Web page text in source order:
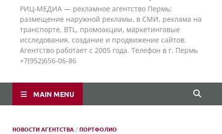
РИЦ-МЕДИА — рекламное агентство Пермь:
размещение наружной рекламы, в СМИ, реклама на
транспорте, BTL, промоакции, маркетинговые
исследования, создание и продвижение сайтов.
Агентство работает с 2005 года. Телефон в г. Пермь
+7(952)656-06-86
MAIN MENU
НОВОСТИ АГЕНТСТВА /ПОРТФОЛИО